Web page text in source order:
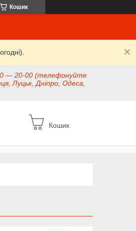
Кошик
— 20-00 (телефонуйте
Луцьк, Дніпро, Одеса,
Кошик